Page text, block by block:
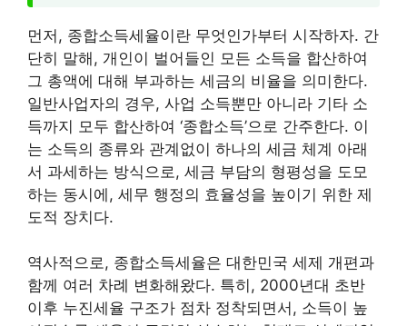
먼저, 종합소득세율이란 무엇인가부터 시작하자. 간
단히 말해, 개인이 벌어들인 모든 소득을 합산하여
그 총액에 대해 부과하는 세금의 비율을 의미한다.
일반사업자의 경우, 사업 소득뿐만 아니라 기타 소
득까지 모두 합산하여 ‘종합소득’으로 간주한다. 이
는 소득의 종류와 관계없이 하나의 세금 체계 아래
서 과세하는 방식으로, 세금 부담의 형평성을 도모
하는 동시에, 세무 행정의 효율성을 높이기 위한 제
도적 장치다.
역사적으로, 종합소득세율은 대한민국 세제 개편과
함께 여러 차례 변화해왔다. 특히, 2000년대 초반
이후 누진세율 구조가 점차 정착되면서, 소득이 높